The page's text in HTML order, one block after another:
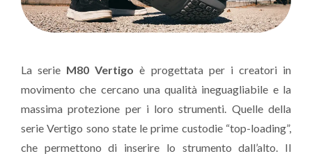
La serie M80 Vertigo è progettata per i creatori in
movimento che cercano una qualità ineguagliabile e la
massima protezione per i loro strumenti. Quelle della
serie Vertigo sono state le prime custodie “top-loading”,
che permettono di inserire lo strumento dall’alto. Il